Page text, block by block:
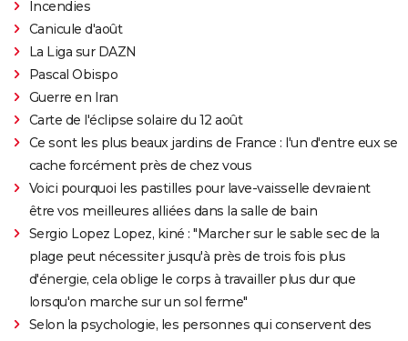
Incendies
Canicule d'août
La Liga sur DAZN
Pascal Obispo
Guerre en Iran
Carte de l'éclipse solaire du 12 août
Ce sont les plus beaux jardins de France : l'un d'entre eux se
cache forcément près de chez vous
Voici pourquoi les pastilles pour lave-vaisselle devraient
être vos meilleures alliées dans la salle de bain
Sergio Lopez Lopez, kiné : "Marcher sur le sable sec de la
plage peut nécessiter jusqu'à près de trois fois plus
d'énergie, cela oblige le corps à travailler plus dur que
lorsqu'on marche sur un sol ferme"
Selon la psychologie, les personnes qui conservent des